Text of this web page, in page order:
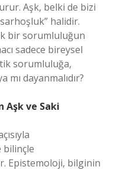
Aşk, belki de bizi
halidir.
bir sorumluluğun
sadece bireysel
sorumluluğa,
mı dayanmalıdır?
ve Saki
bilinçle
Epistemoloji, bilginin